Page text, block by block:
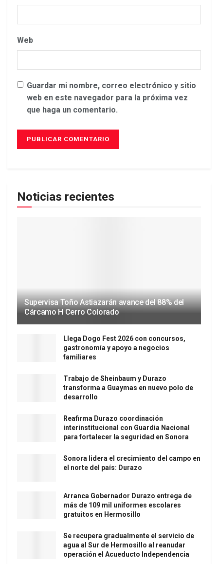
Web
Guardar mi nombre, correo electrónico y sitio
web en este navegador para la próxima vez
que haga un comentario.
Noticias recientes
Supervisa Toño Astiazarán avance del 88% del
Cárcamo H Cerro Colorado
Llega Dogo Fest 2026 con concursos,
gastronomía y apoyo a negocios
familiares
Trabajo de Sheinbaum y Durazo
transforma a Guaymas en nuevo polo de
desarrollo
Reafirma Durazo coordinación
interinstitucional con Guardia Nacional
para fortalecer la seguridad en Sonora
Sonora lidera el crecimiento del campo en
el norte del país: Durazo
Arranca Gobernador Durazo entrega de
más de 109 mil uniformes escolares
gratuitos en Hermosillo
Se recupera gradualmente el servicio de
agua al Sur de Hermosillo al reanudar
operación el Acueducto Independencia